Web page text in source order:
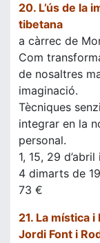
20. L’ús de la
tibetana
a càrrec de
Com
de nosaltres
imaginació.
Tècniques
integrar en la
personal.
1, 15, 29
4 dimarts de
73 €
21. La mística
Jordi Font i